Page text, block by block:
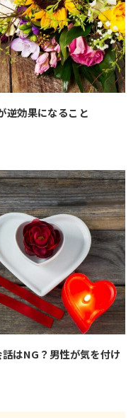
逆効果になること
話はNG？男性が気を付け